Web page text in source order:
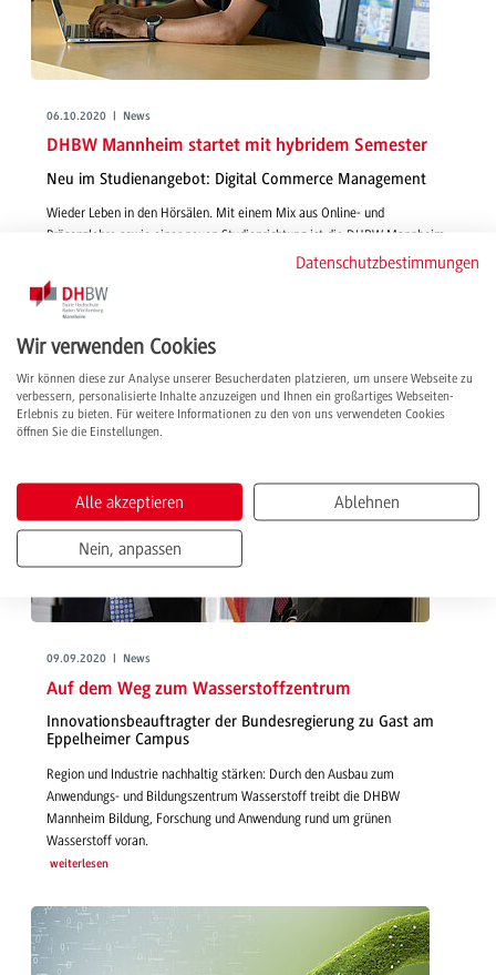
06.10.2020 | News
DHBW Mannheim startet mit hybridem Semester
Neu im Studienangebot: Digital Commerce Management
Wieder Leben in den Hörsälen. Mit einem Mix aus Online- und
Präsenzlehre sowie einer neuen Studienrichtung ist die DHBW Mannheim
weiterlesen
09.09.2020 | News
Auf dem Weg zum Wasserstoffzentrum
Innovationsbeauftragter der Bundesregierung zu Gast am
Eppelheimer Campus
Region und Industrie nachhaltig stärken: Durch den Ausbau zum
Anwendungs- und Bildungszentrum Wasserstoff treibt die DHBW
Mannheim Bildung, Forschung und Anwendung rund um grünen
Wasserstoff voran.
weiterlesen
Datenschutzbestimmungen
Wir verwenden Cookies
Wir können diese zur Analyse unserer Besucherdaten platzieren, um unsere Webseite zu
verbessern, personalisierte Inhalte anzuzeigen und Ihnen ein großartiges Webseiten-
Erlebnis zu bieten. Für weitere Informationen zu den von uns verwendeten Cookies
öffnen Sie die Einstellungen.
Alle akzeptieren Ablehnen
Nein, anpassen